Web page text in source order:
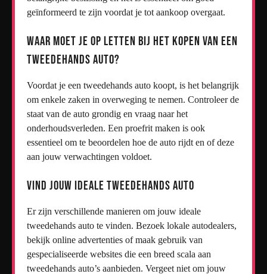
geïnformeerd te zijn voordat je tot aankoop overgaat.
Waar moet je op letten bij het kopen van een
tweedehands auto?
Voordat je een tweedehands auto koopt, is het belangrijk
om enkele zaken in overweging te nemen. Controleer de
staat van de auto grondig en vraag naar het
onderhoudsverleden. Een proefrit maken is ook
essentieel om te beoordelen hoe de auto rijdt en of deze
aan jouw verwachtingen voldoet.
Vind jouw ideale tweedehands auto
Er zijn verschillende manieren om jouw ideale
tweedehands auto te vinden. Bezoek lokale autodealers,
bekijk online advertenties of maak gebruik van
gespecialiseerde websites die een breed scala aan
tweedehands auto’s aanbieden. Vergeet niet om jouw